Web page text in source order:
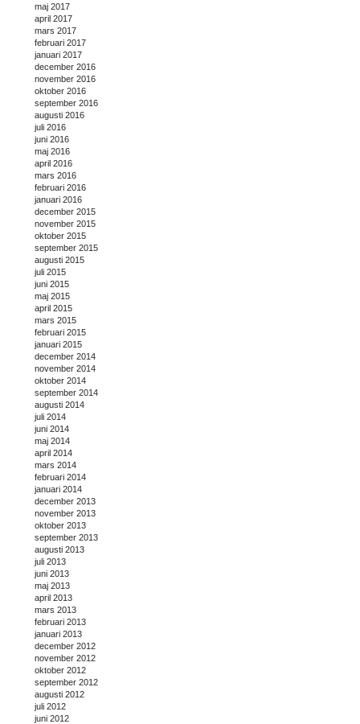
maj 2017
april 2017
mars 2017
februari 2017
januari 2017
december 2016
november 2016
oktober 2016
september 2016
augusti 2016
juli 2016
juni 2016
maj 2016
april 2016
mars 2016
februari 2016
januari 2016
december 2015
november 2015
oktober 2015
september 2015
augusti 2015
juli 2015
juni 2015
maj 2015
april 2015
mars 2015
februari 2015
januari 2015
december 2014
november 2014
oktober 2014
september 2014
augusti 2014
juli 2014
juni 2014
maj 2014
april 2014
mars 2014
februari 2014
januari 2014
december 2013
november 2013
oktober 2013
september 2013
augusti 2013
juli 2013
juni 2013
maj 2013
april 2013
mars 2013
februari 2013
januari 2013
december 2012
november 2012
oktober 2012
september 2012
augusti 2012
juli 2012
juni 2012